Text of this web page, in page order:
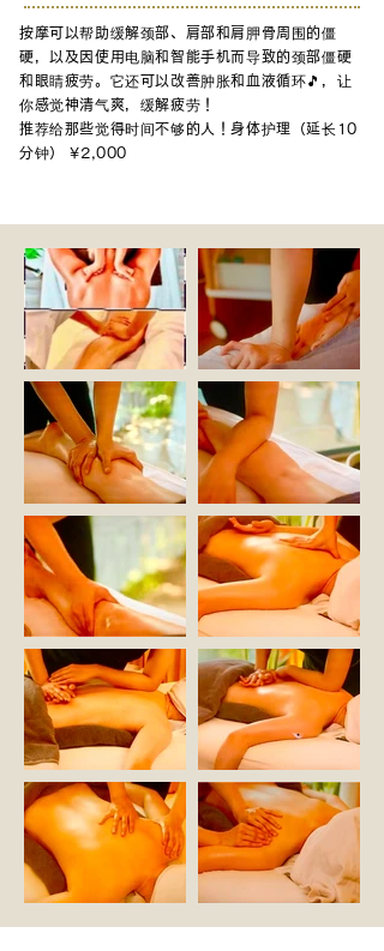
按摩可以帮助缓解颈部、肩部和肩胛骨周围的僵
硬，以及因使用电脑和智能手机而导致的颈部僵硬
和眼睛疲劳。它还可以改善肿胀和血液循环🎵，让
你感觉神清气爽，缓解疲劳！
推荐给那些觉得时间不够的人
！身体护理（延长10
分钟） ¥2,000